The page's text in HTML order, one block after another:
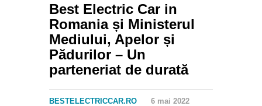
Best Electric Car in
Romania și Ministerul
Mediului, Apelor și
Pădurilor – Un
parteneriat de durată
BESTELECTRICCAR.RO 6 mai 2022